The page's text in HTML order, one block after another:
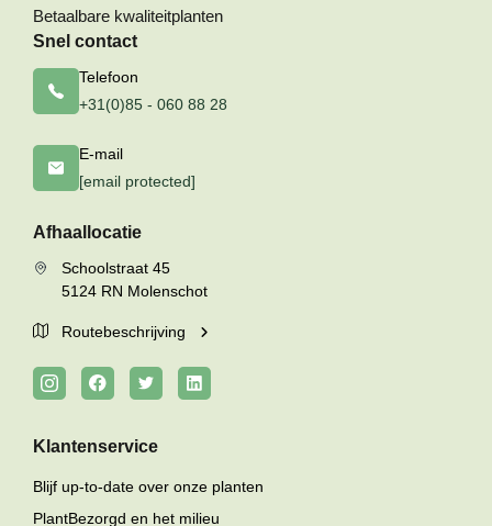
Betaalbare kwaliteitplanten
Snel contact
Telefoon
+31(0)85 - 060 88 28
E-mail
[email protected]
Afhaallocatie
Schoolstraat 45
5124 RN Molenschot
Routebeschrijving
Klantenservice
Blijf up-to-date over onze planten
PlantBezorgd en het milieu